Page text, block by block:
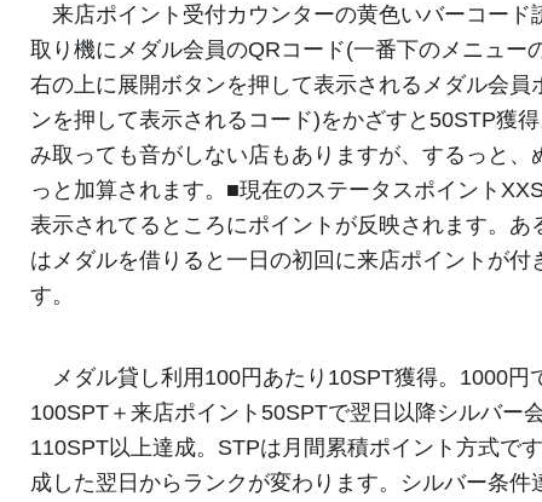
来店ポイント受付カウンターの黄色いバーコード
取り機にメダル会員のQRコード(一番下のメニュー
右の上に展開ボタンを押して表示されるメダル会員
ンを押して表示されるコード)をかざすと50STP獲
み取っても音がしない店もありますが、するっと、
っと加算されます。■現在のステータスポイント
表示されてるところにポイントが反映されます。あ
はメダルを借りると一日の初回に来店ポイントが付
す。
メダル貸し利用100円あたり10SPT獲得。1000円
100SPT＋来店ポイント50SPTで翌日以降シルバー
110SPT以上達成。STPは月間累積ポイント方式で
成した翌日からランクが変わります。シルバー条件